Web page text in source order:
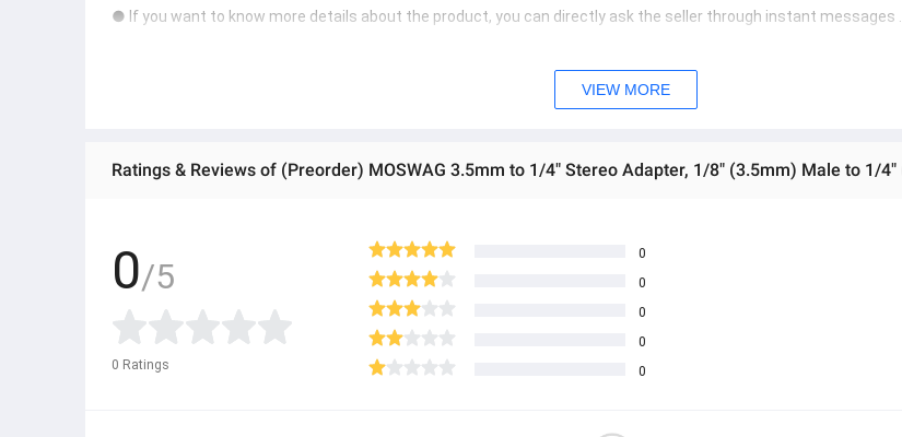
● If you want to know more details about the product, you can directly ask the seller through instant messages .
VIEW MORE
0/5
0 Ratings
0
0
0
0
0